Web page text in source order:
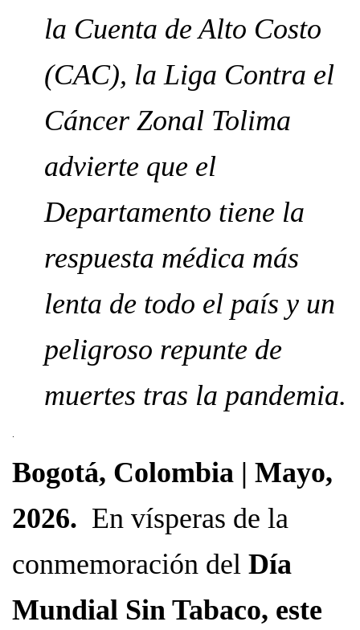
la Cuenta de Alto Costo
(CAC), la Liga Contra el
Cáncer Zonal Tolima
advierte que el
Departamento tiene la
respuesta médica más
lenta de todo el país y un
peligroso repunte de
muertes tras la pandemia.
Bogotá, Colombia | Mayo,
2026. En vísperas de la
conmemoración del Día
Mundial Sin Tabaco, este